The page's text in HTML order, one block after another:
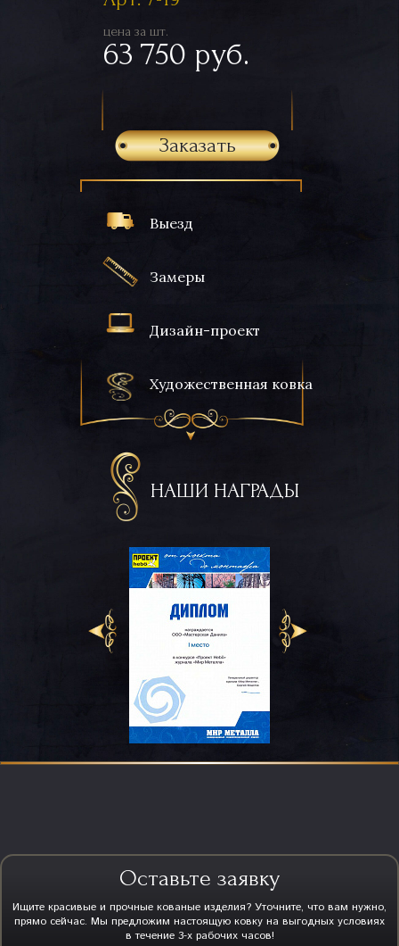
Выезд
Замеры
Дизайн-проект
Художественная ковка
НАШИ НАГРАДЫ
цена за шт.
63 750 руб.
Заказать
Оставьте заявку
Ищите красивые и прочные кованые изделия? Уточните, что вам нужно,
прямо сейчас. Мы предложим настоящую ковку на выгодных условиях
в течение 3-х рабочих часов!